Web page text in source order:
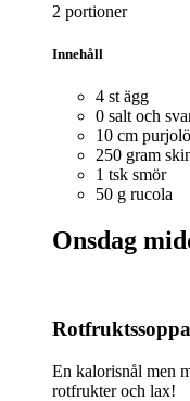
2 portioner
Innehåll
4 st ägg
0 salt och
10 cm
250 gram
1 tsk smör
50 g rucola
Onsdag
En kalorisnål men
rotfrukter och lax!